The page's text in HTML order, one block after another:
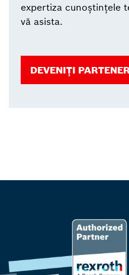
expertiza cunoștințele
vă asista.
DEVENIȚI PARTENER